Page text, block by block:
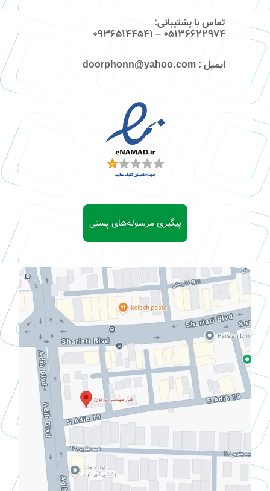
تماس با پشتیبانی:
۰۵۱۳۶۶۲۲۹۷۴ – 09365144541
ایمیل : doorphonn@yahoo.com
پیگیری مرسوله‌های پستی